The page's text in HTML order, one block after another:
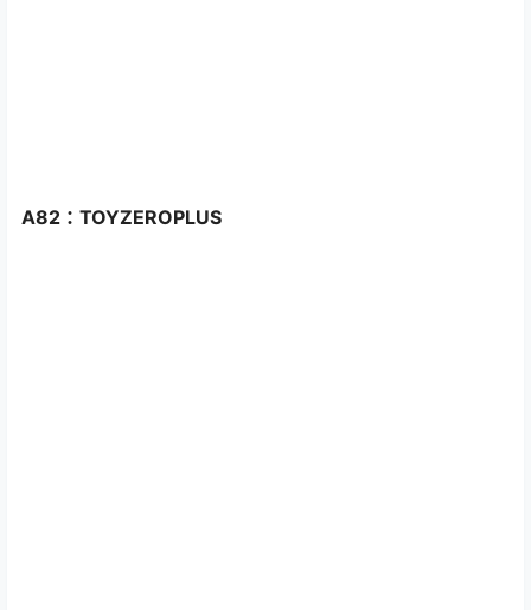
A82：TOYZEROPLUS